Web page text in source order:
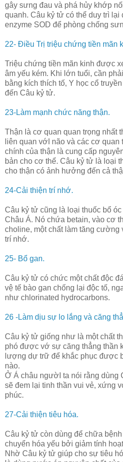
gây sưng đau và phá hủy khớp
quanh. Câu kỷ tử có thể duy trì
enzyme SOD để phòng chống
22- Điều Trị triệu chứng tiền mãn
Triệu chứng tiền mãn kinh được
âm yếu kém. Khi lớn tuổi, cần
bằng kích thích tố, Y học cổ
đến Câu kỷ tử.
23-Làm mạnh chức năng thận.
Thận là cơ quan quan trọng nhất
liên quan vớI não và các cơ quan
chính của thận là cung cấp
bản cho cơ thể. Câu kỷ tử là loại
cho thận có ảnh hưởng đến cả
24-Cải thiện trí nhớ.
Câu kỷ tử cũng là loại thuốc bổ
Châu Á. Nó chứa betain, vào cơ
choline, một chất làm tăng cường
trí nhớ.
25- Bổ gan.
Câu kỷ tử có chức một chất độc
vệ tế bào gan chống lại độc tố,
như chlorinated hydrocarbons.
26 -Làm dịu sự lo lắng và căng
Câu kỷ tử giống như là một chất
phó được vớ sự căng thẳng thần
lượng dự trữ để khắc phục được
nào.
Ở Á châu ngườI ta nói rằng dùng
sẽ đem lại tinh thần vui vẻ, xứng
phúc.
27-Cải thiện tiêu hóa.
Câu kỷ tử còn dùng để chữa
chuyển hóa yếu bởi giảm tính
Nhờ Câu kỷ tử giúp cho sự tiêu